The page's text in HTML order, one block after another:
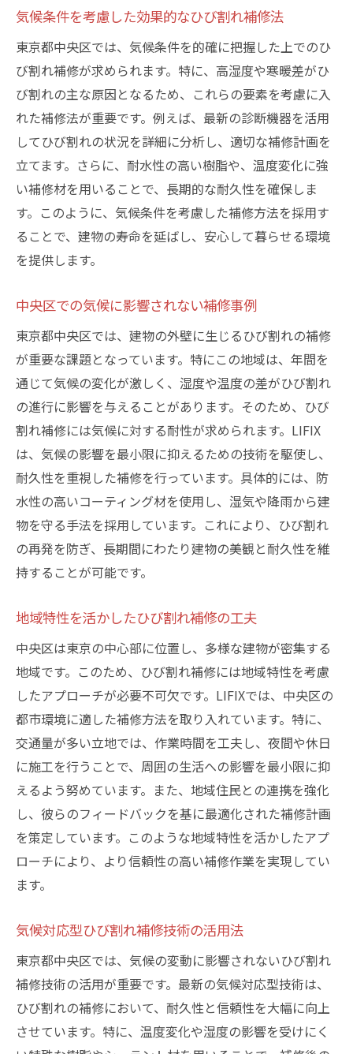
気候条件を考慮した効果的なひび割れ補修法
東京都中央区では、気候条件を的確に把握した上でのひ
び割れ補修が求められます。特に、高湿度や寒暖差がひ
び割れの主な原因となるため、これらの要素を考慮に入
れた補修法が重要です。例えば、最新の診断機器を活用
してひび割れの状況を詳細に分析し、適切な補修計画を
立てます。さらに、耐水性の高い樹脂や、温度変化に強
い補修材を用いることで、長期的な耐久性を確保しま
す。このように、気候条件を考慮した補修方法を採用す
ることで、建物の寿命を延ばし、安心して暮らせる環境
を提供します。
中央区での気候に影響されない補修事例
東京都中央区では、建物の外壁に生じるひび割れの補修
が重要な課題となっています。特にこの地域は、年間を
通じて気候の変化が激しく、湿度や温度の差がひび割れ
の進行に影響を与えることがあります。そのため、ひび
割れ補修には気候に対する耐性が求められます。LIFIX
は、気候の影響を最小限に抑えるための技術を駆使し、
耐久性を重視した補修を行っています。具体的には、防
水性の高いコーティング材を使用し、湿気や降雨から建
物を守る手法を採用しています。これにより、ひび割れ
の再発を防ぎ、長期間にわたり建物の美観と耐久性を維
持することが可能です。
地域特性を活かしたひび割れ補修の工夫
中央区は東京の中心部に位置し、多様な建物が密集する
地域です。このため、ひび割れ補修には地域特性を考慮
したアプローチが必要不可欠です。LIFIXでは、中央区の
都市環境に適した補修方法を取り入れています。特に、
交通量が多い立地では、作業時間を工夫し、夜間や休日
に施工を行うことで、周囲の生活への影響を最小限に抑
えるよう努めています。また、地域住民との連携を強化
し、彼らのフィードバックを基に最適化された補修計画
を策定しています。このような地域特性を活かしたアプ
ローチにより、より信頼性の高い補修作業を実現してい
ます。
気候対応型ひび割れ補修技術の活用法
東京都中央区では、気候の変動に影響されないひび割れ
補修技術の活用が重要です。最新の気候対応型技術は、
ひび割れの補修において、耐久性と信頼性を大幅に向上
させています。特に、温度変化や湿度の影響を受けにく